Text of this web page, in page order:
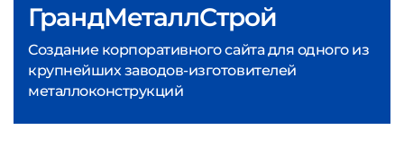
ГрандМеталлСтрой
Создание корпоративного сайта для одного из
крупнейших заводов-изготовителей
металлоконструкций